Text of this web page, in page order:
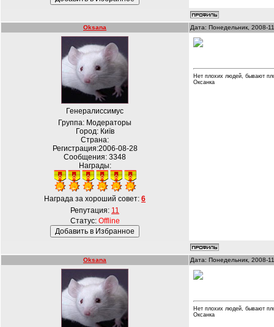
Oksana Дата: Понедельник, 2008-
Генералиссимус
Группа: Модераторы
Город: Київ
Страна:
Регистрация:2006-08-28
Сообщения: 3348
Награды:
Награда за хороший совет: 6
Репутация: 11
Статус: Offline
Нет плохих людей, бывают
Оксанка
Oksana Дата: Понедельник, 2008-
Нет плохих людей, бывают
Оксанка